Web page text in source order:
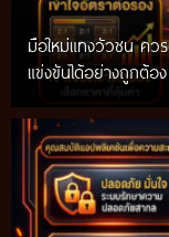
มือใหม่แทงวัวชน ควร
แข่งขันได้อย่างถูกต้อ